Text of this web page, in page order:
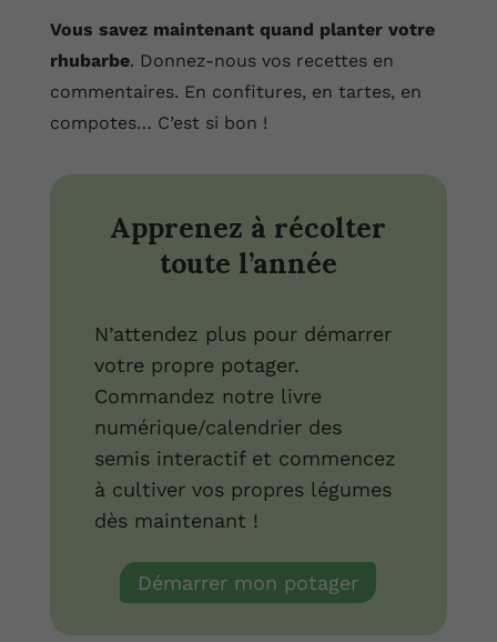
Vous savez maintenant quand planter votre
rhubarbe. Donnez-nous vos recettes en
commentaires. En confitures, en tartes, en
compotes… C’est si bon !
Apprenez à récolter
toute l’année
N’attendez plus pour démarrer
votre propre potager.
Commandez notre livre
numérique/calendrier des
semis interactif et commencez
à cultiver vos propres légumes
dès maintenant !
Démarrer mon potager